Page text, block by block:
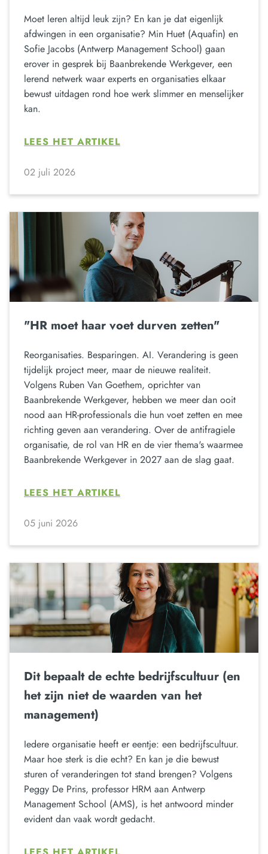
Moet leren altijd leuk zijn? En kan je dat eigenlijk
afdwingen in een organisatie? Min Huet (Aquafin) en
Sofie Jacobs (Antwerp Management School) gaan
erover in gesprek bij Baanbrekende Werkgever, een
lerend netwerk waar experts en organisaties elkaar
bewust uitdagen rond hoe werk slimmer en menselijker
kan.
LEES HET ARTIKEL
02 juli 2026
"HR moet haar voet durven zetten"
Reorganisaties. Besparingen. AI. Verandering is geen
tijdelijk project meer, maar de nieuwe realiteit.
Volgens Ruben Van Goethem, oprichter van
Baanbrekende Werkgever, hebben we meer dan ooit
nood aan HR-professionals die hun voet zetten en mee
richting geven aan verandering. Over de antifragiele
organisatie, de rol van HR en de vier thema's waarmee
Baanbrekende Werkgever in 2027 aan de slag gaat.
LEES HET ARTIKEL
05 juni 2026
Dit bepaalt de echte bedrijfscultuur (en
het zijn niet de waarden van het
management)
Iedere organisatie heeft er eentje: een bedrijfscultuur.
Maar hoe sterk is die echt? En kan je die bewust
sturen of veranderingen tot stand brengen? Volgens
Peggy De Prins, professor HRM aan Antwerp
Management School (AMS), is het antwoord minder
evident dan vaak wordt gedacht.